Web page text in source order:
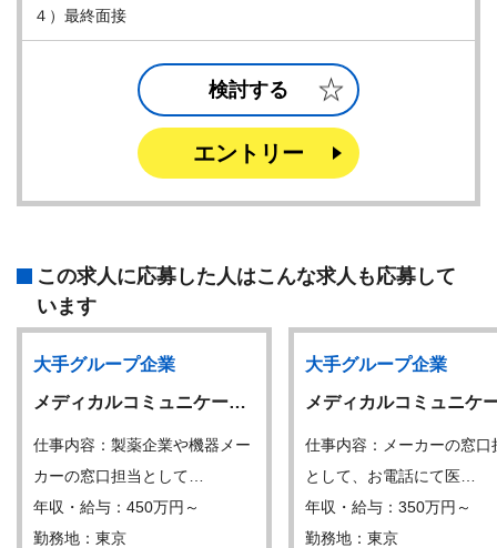
４）最終面接
検討する
エントリー
この求人に応募した人はこんな求人も応募して
います
大手グループ企業
メディカルコミュニケー…
仕事内容：製薬企業や機器メー
カーの窓口担当として…
年収・給与：450万円～
勤務地：東京
大手グループ企業
メディカルコミュニケ
仕事内容：メーカーの窓口
として、お電話にて医…
年収・給与：350万円～
勤務地：東京